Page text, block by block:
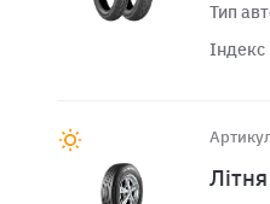
Тип
Індекс